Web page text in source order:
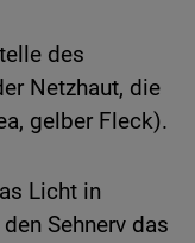
des
Netzhaut, die
gelber Fleck).
Licht in
Sehnerv das